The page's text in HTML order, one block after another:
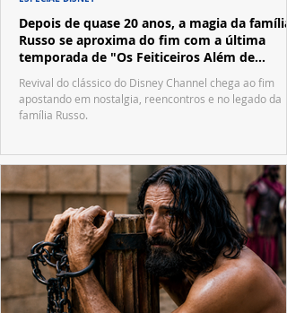
Depois de quase 20 anos, a magia da família
Russo se aproxima do fim com a última
temporada de "Os Feiticeiros Além de
Waverly Place"
Revival do clássico do Disney Channel chega ao fim
apostando em nostalgia, reencontros e no legado da
família Russo.